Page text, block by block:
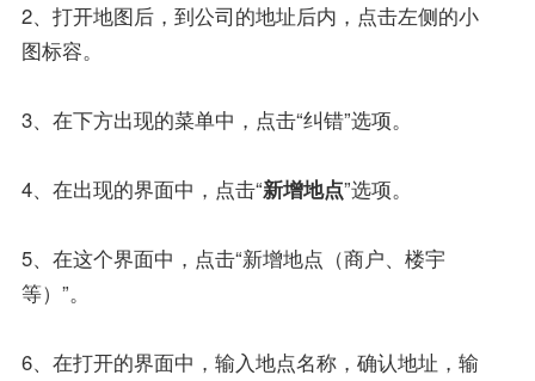
2、打开地图后，到公司的地址后内，点击左侧的小
图标容。
3、在下方出现的菜单中，点击“纠错”选项。
4、在出现的界面中，点击“新增地点”选项。
5、在这个界面中，点击“新增地点（商户、楼宇
等）”。
6、在打开的界面中，输入地点名称，确认地址，输